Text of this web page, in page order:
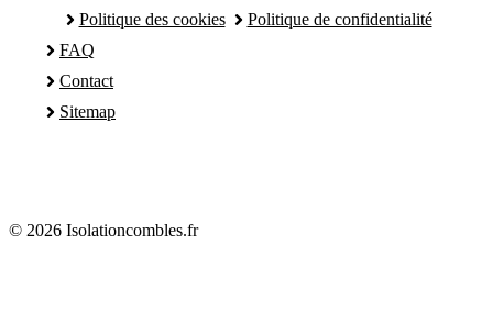
Politique des cookies
Politique de confidentialité
FAQ
Contact
Sitemap
© 2026 Isolationcombles.fr